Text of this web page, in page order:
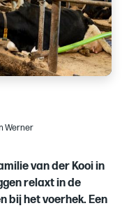
Werner
van der Kooi in
relaxt in de
bij het voerhek. Een